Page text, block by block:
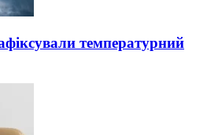
температурний